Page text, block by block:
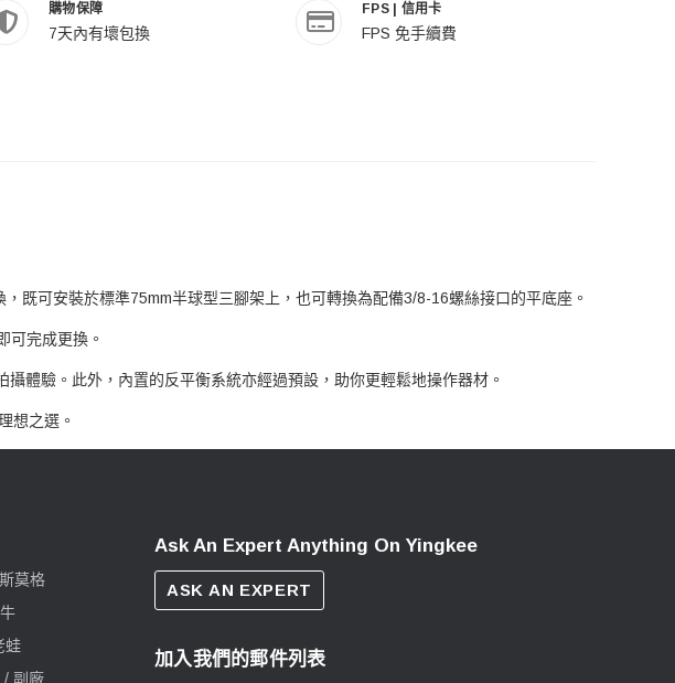
購物保障
7天內有壞包換
FPS | 信用卡
FPS 免手續費
既可安裝於標準75mm半球型三腳架上，也可轉換為配備3/8-16螺絲接口的平底座。
可完成更換。
體驗。此外，內置的反平衡系統亦經過預設，助你更輕鬆地操作器材。
想之選。
莫格
蛙
/ 副廠
Ask An Expert Anything On Yingkee
ASK AN EXPERT
加入我們的郵件列表